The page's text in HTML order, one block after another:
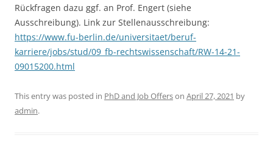
Rückfragen dazu ggf. an Prof. Engert (siehe
Ausschreibung). Link zur Stellenausschreibung:
https://www.fu-berlin.de/universitaet/beruf-
karriere/jobs/stud/09_fb-rechtswissenschaft/RW-14-21-
09015200.html
This entry was posted in PhD and Job Offerson April 27, 2021 by
admin.